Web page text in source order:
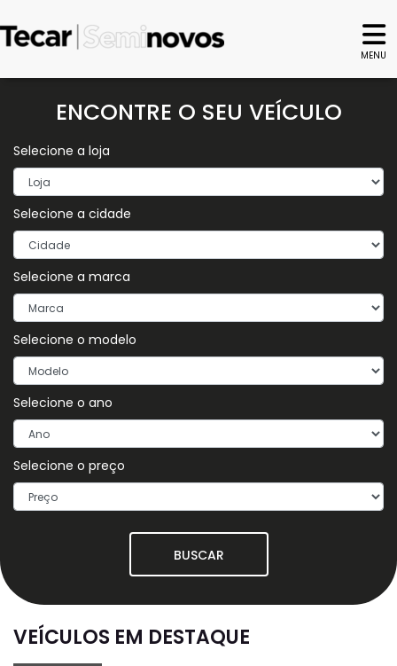
MENU
ENCONTRE O SEU VEÍCULO
Selecione a loja
Selecione a cidade
Selecione a marca
Selecione o modelo
Selecione o ano
Selecione o preço
BUSCAR
VEÍCULOS EM DESTAQUE